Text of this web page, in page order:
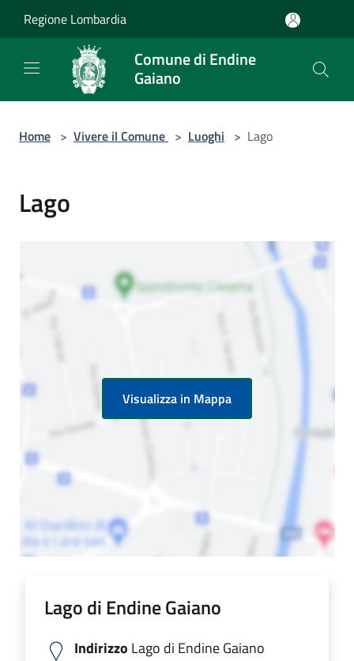
Regione Lombardia
Comune di Endine
Gaiano
Home > Vivere il Comune > Luoghi > Lago
Lago
Visualizza in Mappa
Lago di Endine Gaiano
Indirizzo Lago di Endine Gaiano